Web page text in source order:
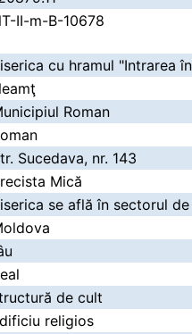
II-m-B-10678
cu hramul "Intrarea
Roman
Sucedava, nr. 143
Mică
se află în sectorul
de cult
religios